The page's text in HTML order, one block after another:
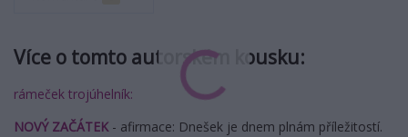
Více o tomto autorském kousku:
rámeček trojúhelník:
NOVÝ ZAČÁTEK - afirmace: Dnešek je dnem plnám příležitostí.